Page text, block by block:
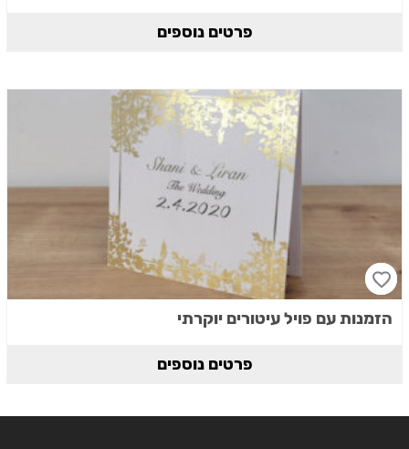
פרטים נוספים
הזמנות עם פויל עיטורים יוקרתי
פרטים נוספים